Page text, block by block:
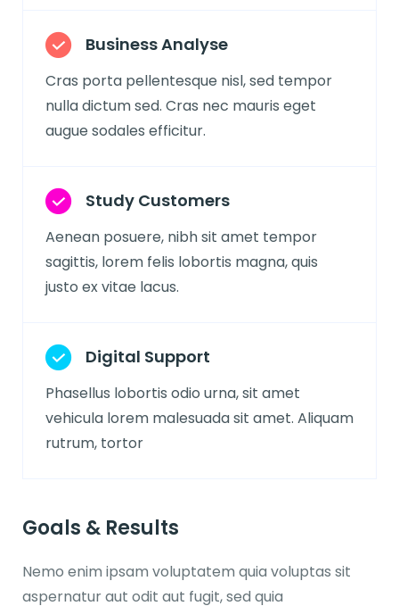
Business Analyse
Cras porta pellentesque nisl, sed tempor
nulla dictum sed. Cras nec mauris eget
augue sodales efficitur.
Study Customers
Aenean posuere, nibh sit amet tempor
sagittis, lorem felis lobortis magna, quis
justo ex vitae lacus.
Digital Support
Phasellus lobortis odio urna, sit amet
vehicula lorem malesuada sit amet. Aliquam
rutrum, tortor
Goals & Results
Nemo enim ipsam voluptatem quia voluptas sit
aspernatur aut odit aut fugit, sed quia